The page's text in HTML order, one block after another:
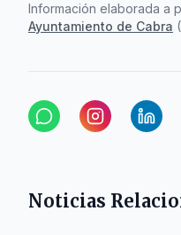
Información elaborada a
Ayuntamiento de Cabra (
Noticias